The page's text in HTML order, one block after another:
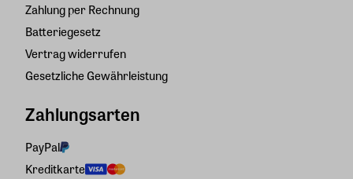
Zahlung per Rechnung
Batteriegesetz
Vertrag widerrufen
Gesetzliche Gewährleistung
Zahlungsarten
PayPal
Kreditkarte